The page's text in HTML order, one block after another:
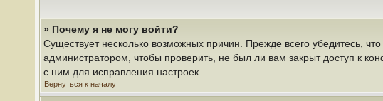
» Почему я не могу войти?
Существует несколько возможных причин. Прежде всего убедитесь,
администратором, чтобы проверить, не был ли вам закрыт доступ к
с ним для исправления настроек.
Вернуться к началу